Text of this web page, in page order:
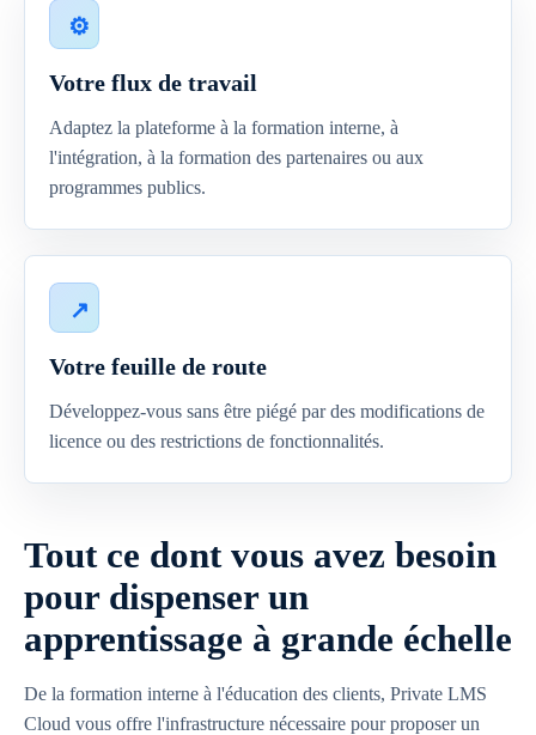
Votre flux de travail
Adaptez la plateforme à la formation interne, à
l'intégration, à la formation des partenaires ou aux
programmes publics.
Votre feuille de route
Développez-vous sans être piégé par des modifications de
licence ou des restrictions de fonctionnalités.
Tout ce dont vous avez besoin
pour dispenser un
apprentissage à grande échelle
De la formation interne à l'éducation des clients, Private LMS
Cloud vous offre l'infrastructure nécessaire pour proposer un